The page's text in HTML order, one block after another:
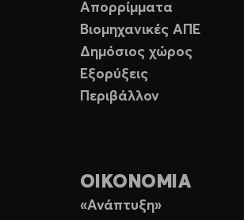
Απορρίμματα
Βιομηχανικές ΑΠΕ
Δημόσιος χώρος
Εξορύξεις
Περιβάλλον
ΟΙΚΟΝΟΜΙΑ
«Ανάπτυξη»